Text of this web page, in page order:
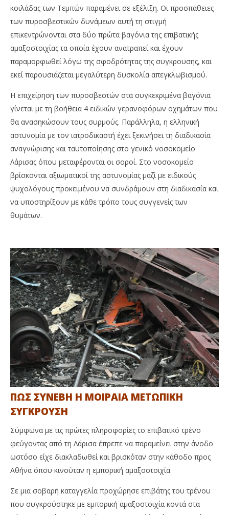
κοιλάδας των Τεμπών παραμένει σε εξέλιξη. Οι προσπάθειες
των πυροσβεστικών δυνάμεων αυτή τη στιγμή
επικεντρώνονται στα δύο πρώτα βαγόνια της επιβατικής
αμαξοστοιχίας τα οποία έχουν ανατραπεί και έχουν
παραμορφωθεί λόγω της σφοδρότητας της συγκρουσης, και
εκεί παρουσιάζεται μεγαλύτερη δυσκολία απεγκλωβισμού.
Η επιχείρηση των πυροσβεστών στα συγκεκριμένα βαγόνια
γίνεται με τη βοήθεια 4 ειδικών γερανοφόρων οχημάτων που
θα ανασηκώσουν τους συρμούς. Παράλληλα, η ελληνική
αστυνομία με τον ιατροδικαστή έχει ξεκινήσει τη διαδικασία
αναγνώρισης και ταυτοποίησης στο γενικό νοσοκομείο
Λάρισας όπου μεταφέρονται οι σοροί. Στο νοσοκομείο
βρίσκονται αξιωματικοί της αστυνομίας μαζί με ειδικούς
ψυχολόγους προκειμένου να συνδράμουν στη διαδικασία και
να υποστηρίξουν με κάθε τρόπο τους συγγενείς των
θυμάτων.
ΠΩΣ ΣΥΝΕΒΗ Η ΜΟΙΡΑΙΑ ΜΕΤΩΠΙΚΗ
ΣΥΓΚΡΟΥΣΗ
Σύμφωνα με τις πρώτες πληροφορίες το επιβατικό τρένο
φεύγοντας από τη Λάρισα έπρεπε να παραμείνει στην άνοδο
ωστόσο είχε διακλαδωθεί και βρισκόταν στην κάθοδο προς
Αθήνα όπου κινούταν η εμπορική αμαξοστοιχία.
Σε μια σοβαρή καταγγελία προχώρησε επιβάτης του τρένου
που συγκρούστηκε με εμπορική αμαξοστοιχία κοντά στα